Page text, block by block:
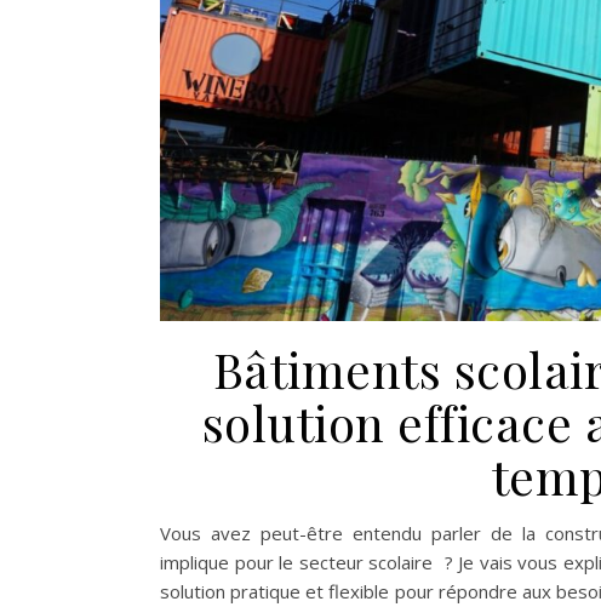
Bâtiments
solution efficace
Vous avez peut-être entendu parler de la
implique pour le secteur scolaire ? Je vais vous
solution pratique et flexible pour répondre aux